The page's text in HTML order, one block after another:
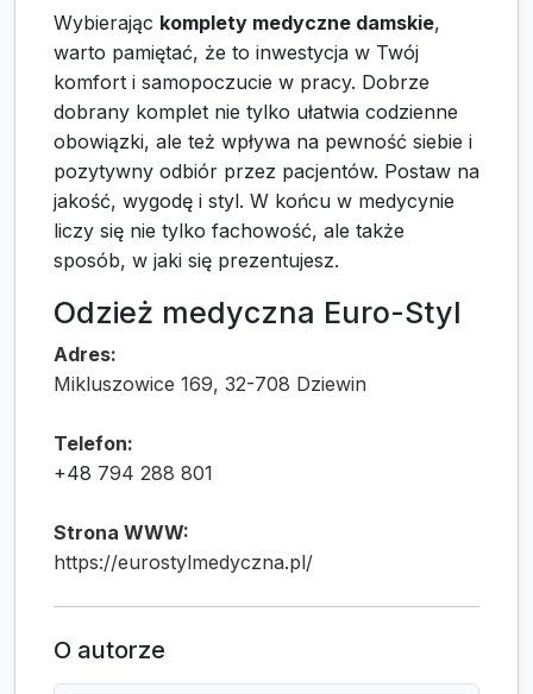
Wybierając komplety medyczne damskie,
warto pamiętać, że to inwestycja w Twój
komfort i samopoczucie w pracy. Dobrze
dobrany komplet nie tylko ułatwia codzienne
obowiązki, ale też wpływa na pewność siebie i
pozytywny odbiór przez pacjentów. Postaw na
jakość, wygodę i styl. W końcu w medycynie
liczy się nie tylko fachowość, ale także
sposób, w jaki się prezentujesz.
Odzież medyczna Euro-Styl
Adres:
Mikluszowice 169, 32-708 Dziewin
Telefon:
+48 794 288 801
Strona WWW:
https://eurostylmedyczna.pl/
O autorze